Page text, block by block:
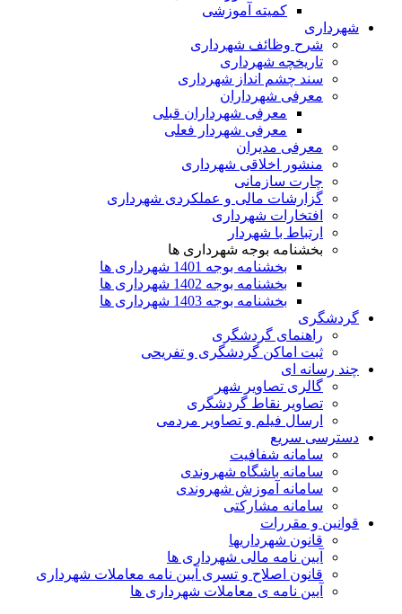
کمیته آموزشی
شهرداری
شرح وظائف شهرداری
تاریخچه شهرداری
سند چشم انداز شهرداری
معرفی شهرداران
معرفی شهرداران قبلی
معرفی شهردار فعلی
معرفی مدیران
منشور اخلاقی شهرداری
چارت سازمانی
گزارشات مالی و عملکردی شهرداری
افتخارات شهرداری
ارتباط با شهردار
بخشنامه بوجه شهرداری ها
بخشنامه بوجه 1401 شهرداری ها
بخشنامه بوجه 1402 شهرداری ها
بخشنامه بوجه 1403 شهرداری ها
گردشگری
راهنمای گردشگری
ثبت اماکن گردشگری و تفریحی
چند رسانه ای
گالری تصاویر شهر
تصاویر نقاط گردشگری
ارسال فیلم و تصاویر مردمی
دسترسی سریع
سامانه شفافیت
سامانه باشگاه شهروندی
سامانه آموزش شهروندی
سامانه مشارکتی
قوانین و مقررات
قانون شهرداریها
آیین نامه مالی شهرداری ها
قانون اصلاح و تسری آیین نامه معاملات شهرداری
آیین نامه ی معاملات شهرداری ها